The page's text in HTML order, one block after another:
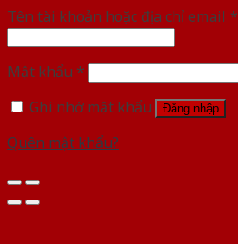
Tên tài khoản hoặc địa chỉ email *
Mật khẩu *
Ghi nhớ mật khẩu
Đăng nhập
Quên mật khẩu?